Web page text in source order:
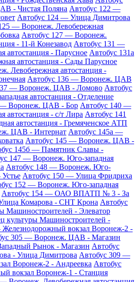
- Чистая Поляна Автобус 122 —
Автобус 124 — Улица Димитрова
— Воронеж. Левобережная
Автобус 127 — Воронеж.
- 11-й Конезавод Автобус 131 —
автостанция - Парусное Автобус 131а
автостанция - Сады Парусное
Левобережная автостанция -
Автобус 136 — Воронеж. ЦАВ
— Воронеж. ЦАВ - Ломово Автобус
автостанция - Отделение
— Воронеж. ЦАВ - Бор Автобус 140 —
автостанция - с/т Лира Автобус 141
автостанция - Гремяченское АТП
ЦАВ - Интернат Автобус 145а —
Автобус 145 — Воронеж. ЦАВ -
145б — Памятник Славы -
147 — Воронеж. Юго-западная
Автобус 148 — Воронеж. Юго-
Устье Автобус 150 — Улица Фридриха
152 — Воронеж. Юго-западная
Автобус 154 — ОАО ВПАТП № 3 - За
Комарова - СНТ Крона Автобус
Машиностроителей - Элеватор
культуры Машиностроителей -
вокзал Воронеж-2 -
305 — Воронеж. ЦАВ - Магазин
Рынок - Магазин Автобус
- Улица Димитрова Автобус 309 —
Воронеж-2 - Андреевка Автобус
вокзал Воронеж-1 - Станция